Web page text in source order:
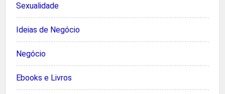
Sexualidade
Ideias de Negócio
Negócio
Ebooks e Livros